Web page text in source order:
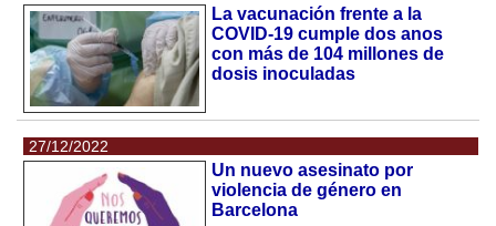
La vacunación frente a la
COVID-19 cumple dos anos
con más de 104 millones de
dosis inoculadas
27/12/2022
Un nuevo asesinato por
violencia de género en
Barcelona